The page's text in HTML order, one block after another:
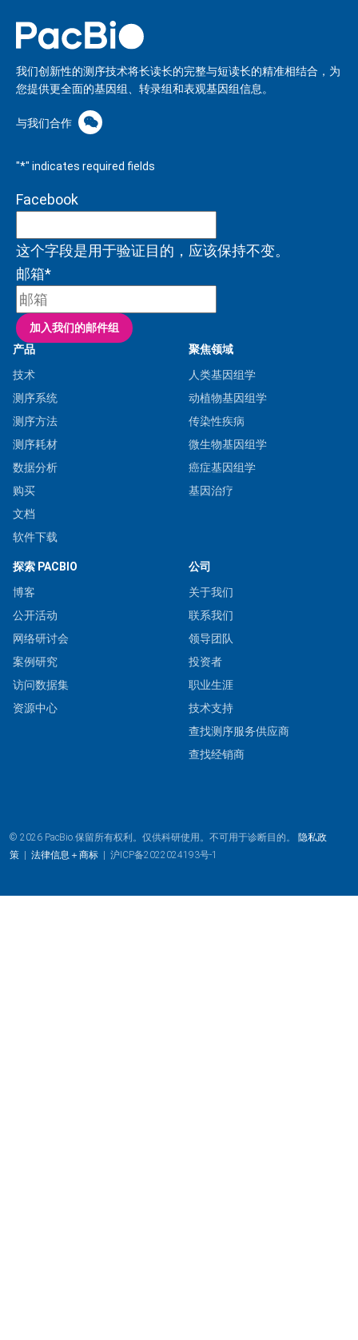
我们创新性的测序技术将长读长的完整与短读长的精准相结合，为
您提供更全面的基因组、转录组和表观基因组信息。
与我们合作
"*" indicates required fields
Facebook
这个字段是用于验证目的，应该保持不变。
邮箱*
加入我们的邮件组
产品
技术
测序系统
测序方法
测序耗材
数据分析
购买
文档
软件下载
聚焦领域
人类基因组学
动植物基因组学
传染性疾病
微生物基因组学
癌症基因组学
基因治疗
探索 PACBIO
博客
公开活动
网络研讨会
案例研究
访问数据集
资源中心
公司
关于我们
联系我们
领导团队
投资者
职业生涯
技术支持
查找测序服务供应商
查找经销商
© 2026 PacBio.保留所有权利。仅供科研使用。不可用于诊断目的。 隐私政
策 | 法律信息＋商标 | 沪ICP备2022024193号-1